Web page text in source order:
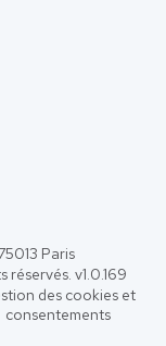
Paris
réservés. v1.0.169
des cookies et
consentements